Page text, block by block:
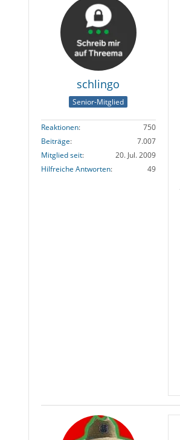
schlingo
Senior-Mitglied
Reaktionen
750
Beiträge
7.007
Mitglied seit
20. Jul. 2009
Hilfreiche Antworten
49